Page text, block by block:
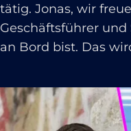
tätig. Jonas, wir
Geschäftsführer
an Bord bist. Das